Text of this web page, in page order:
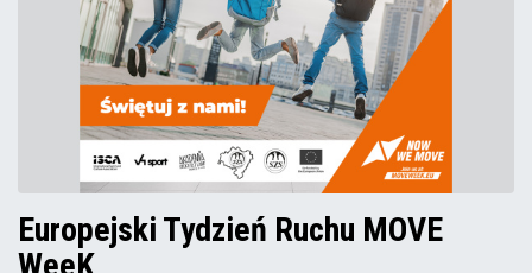
Europejski Tydzień Ruchu MOVE
WeeK